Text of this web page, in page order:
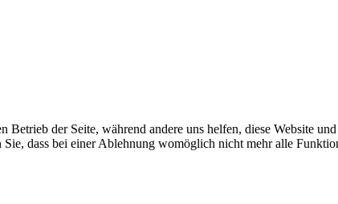
der Seite, während andere uns helfen, diese Website
dass bei einer Ablehnung womöglich nicht mehr alle